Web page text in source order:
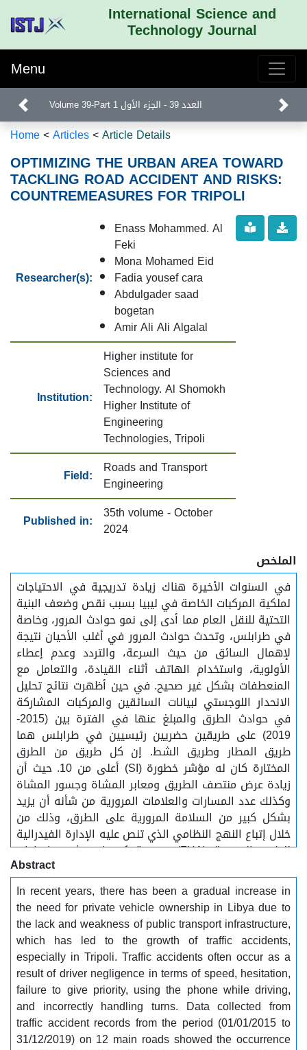
International Science and
Technology Journal
Menu
Volume 39-Part 1 العدد 39 - الجزء الأول
Home<Articles<Article Details
OPTIMIZING THE URBAN AREA TOWARD
TACKLING ROAD ACCIDENT AND RISKS:
COUNTREMEASURES FOR TRIPOLI
Researcher(s):
Enass Mohammed. Al
Feki
Mona Mohamed Eid
Fadia yousef cara
Abdulgader saad
bogetan
Amir Ali Ali Algalal
Institution:
Higher institute for
Sciences and
Technology. Al Shomokh
Higher Institute of
Engineering
Technologies, Tripoli
Field: Roads and Transport
Engineering
Published in: 35th volume - October
2024
الملخص
في السنوات الأخيرة هناك زيادة تدريجية في الاحتياجات
لملكية المركبات الخاصة في ليبيا بسبب نقص وضعف البنية
التحتية للنقل العام مما أدى إلى نمو حوادث المرور، وخاصة
في طرابلس، وتحدث حوادث المرور في أغلب الأحيان نتيجة
لإهمال السائق من حيث السرعة، والتردد وعدم إعطاء
الأولوية، واستخدام الهاتف أثناء القيادة، والتعامل مع
المنعطفات بشكل غير صحيح. في حين أظهرت نتائج تحليل
الانحدار اللوجستي لبيانات السائقين والمركبات المشاركة
في حوادث الطرق والمبلغ عنها في الفترة بين (2015-
2019) على طريقين حضريين رئيسيين في طرابلس هما
طريق المطار وطريق الشط. إن كل طريق من الطرق
المختارة كان له مؤشر خطورة (SI) أعلى من 10. حيث أن
زيادة عرض منتصف الطريق ومعابر المشاة وجسور المشاة
وكذلك عدد المسارات والعلامات المرورية من شأنه أن يزيد
بشكل كبير من السلامة المرورية على الطرق، وذلك من
خلال إتباع النهج النظامي الذي تنص عليه الإدارة الفيدرالية
للطرق السريعة (FHA) حيث "يركز على تثبيت إجراءات
مضادة للحد من حوادث التصادم على نطاق واسع أو عدد من
المواقع التي تشترك في عوامل عالية الخطورة وفي هذه
الدراسة سيتم اقتراح مجموعة من التدابير والإجراءات
المضادة بناءً على نموذج الإبلاغ الموحد CRF للتقليل من
حوادث المرور وكيفية تطبيق نهج منهجي لطرق أكثر أمانًا
في طرابلس................... الكلمات المفتاحية:........... عوامل
الحد من الحوادثCRF، السلامة على الطرق، مؤشر
الخطورة، البقع السوداء على الطريق، حوادث الطرق
Abstract
In recent years, there has been a gradual increase in
the need for private vehicle ownership in Libya due to
the lack and weakness of public transport infrastructure,
which has led to the growth of traffic accidents,
especially in Tripoli. Traffic accidents often occur as a
result of driver negligence in terms of speed, hesitation,
failure to give priority, using the phone while driving,
and incorrectly handling turns. Data collected from
traffic accident records from the period (01/01/2015 to
31/12/2019) on 12 main roads showed the occurrence